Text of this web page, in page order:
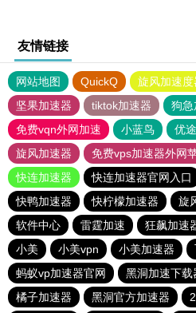
友情链接
网站地图 QuickQ 旋风加速度
坚果加速器
tiktok加速器
狗急
免费vqn外网加速
小蓝鸟 优
旋风加速器
免费vps加速器外网
快连加速器
快连加速器官网入口
快鸭加速器
快柠檬加速器 旋
软件中心
雷霆加速 狂飙加速
小美
小美vpn 小美加速器
蚂蚁vp加速器官网
黑洞加速下载
橘子加速器
黑洞官方加速器